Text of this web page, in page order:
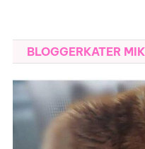
BLOGGERKATER